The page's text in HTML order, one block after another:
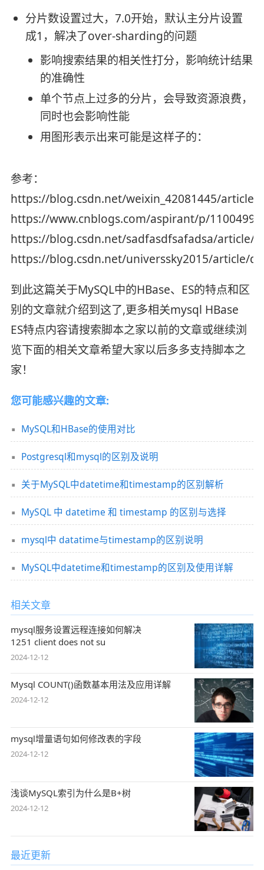
分片数设置过大，7.0开始，默认主分片设置
成1，解决了over-sharding的问题
影响搜索结果的相关性打分，影响统计结果
的准确性
单个节点上过多的分片，会导致资源浪费，
同时也会影响性能
用图形表示出来可能是这样子的：
参考：
https://blog.csdn.net/weixin_42081445/article/
https://www.cnblogs.com/aspirant/p/
https://blog.csdn.net/sadfasdfsafadsa/article/
https://blog.csdn.net/universsky2015/article/
到此这篇关于MySQL中的HBase、ES的特点和区
别的文章就介绍到这了,更多相关mysql HBase
ES特点内容请搜索脚本之家以前的文章或继续浏
览下面的相关文章希望大家以后多多支持脚本之
家！
您可能感兴趣的文章:
MySQL和HBase的使用对比
Postgresql和mysql的区别及说明
关于MySQL中datetime和timestamp的区别解析
MySQL 中 datetime 和 timestamp 的区别与选择
mysql中 datatime与timestamp的区别说明
MySQL中datetime和timestamp的区别及使用详解
相关文章
mysql服务设置远程连接如何解决
1251 client does not su
2024-12-12
Mysql COUNT()函数基本用法及应用详解
2024-12-12
mysql增量语句如何修改表的字段
2024-12-12
浅谈MySQL索引为什么是B+树
2024-12-12
最近更新